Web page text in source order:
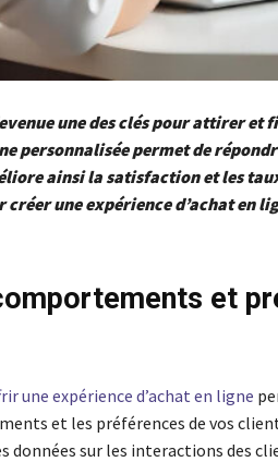
une des clés pour attirer et
personnalisée permet de
ainsi la satisfaction et les
une expérience d’achat en
et
une expérience d’achat en ligne
et les préférences de vos
données sur les interactions des